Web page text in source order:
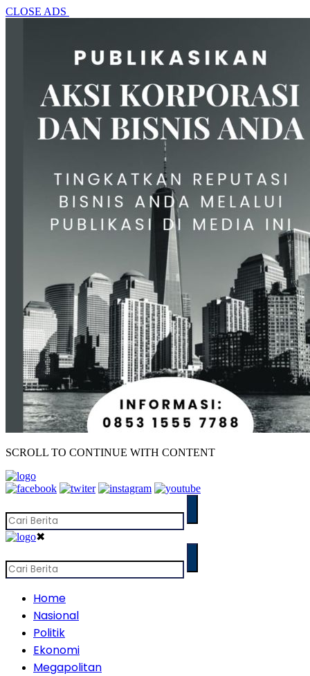
CLOSE ADS
SCROLL TO CONTINUE WITH CONTENT
✖
Home
Nasional
Politik
Ekonomi
Megapolitan